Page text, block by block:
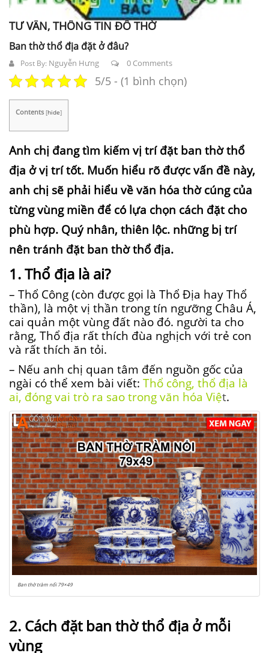
TƯ VẤN, THÔNG TIN ĐỒ THỜ
Ban thờ thổ địa đặt ở đâu?
Post By: Nguyễn Hưng 0 Comments
5/5 - (1 bình chọn)
Contents [hide]
Anh chị đang tìm kiếm vị trí đặt ban thờ thổ
địa ở vị trí tốt. Muốn hiểu rõ được vấn đề này,
anh chị sẽ phải hiểu về văn hóa thờ cúng của
từng vùng miền để có lựa chọn cách đặt cho
phù hợp. Quý nhân, thiên lộc. những bị trí
nên tránh đặt ban thờ thổ địa.
1. Thổ địa là ai?
– Thổ Công (còn được gọi là Thổ Địa hay Thổ
thần), là một vị thần trong tín ngưỡng Châu Á,
cai quản một vùng đất nào đó. người ta cho
rằng, Thổ địa rất thích đùa nghịch với trẻ con
và rất thích ăn tỏi.
– Nếu anh chị quan tâm đến nguồn gốc của
ngài có thể xem bài viết: Thổ công, thổ địa là
ai, đóng vai trò ra sao trong văn hóa Việt.
Ban thờ tràm nổi 79×49
2. Cách đặt ban thờ thổ địa ở mỗi
vùng